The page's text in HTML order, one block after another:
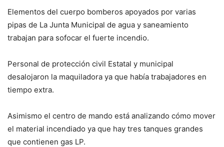
Elementos del cuerpo bomberos apoyados por varias
pipas de La Junta Municipal de agua y saneamiento
trabajan para sofocar el fuerte incendio.
Personal de protección civil Estatal y municipal
desalojaron la maquiladora ya que había trabajadores en
tiempo extra.
Asimismo el centro de mando está analizando cómo mover
el material incendiado ya que hay tres tanques grandes
que contienen gas LP.